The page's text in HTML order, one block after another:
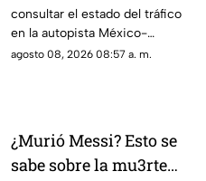
autopista México
Querétaro
consultar el estado del tráfico
en la autopista México-
Querétaro.
agosto 08, 2026 08:57 a. m.
¿Murió Messi? Esto se
sabe sobre la mu3rte